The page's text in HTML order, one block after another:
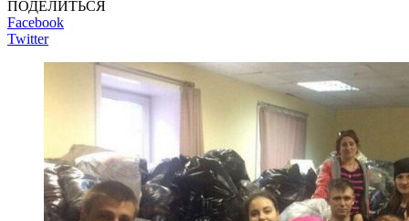
ПОДЕЛИТЬСЯ
Facebook
Twitter